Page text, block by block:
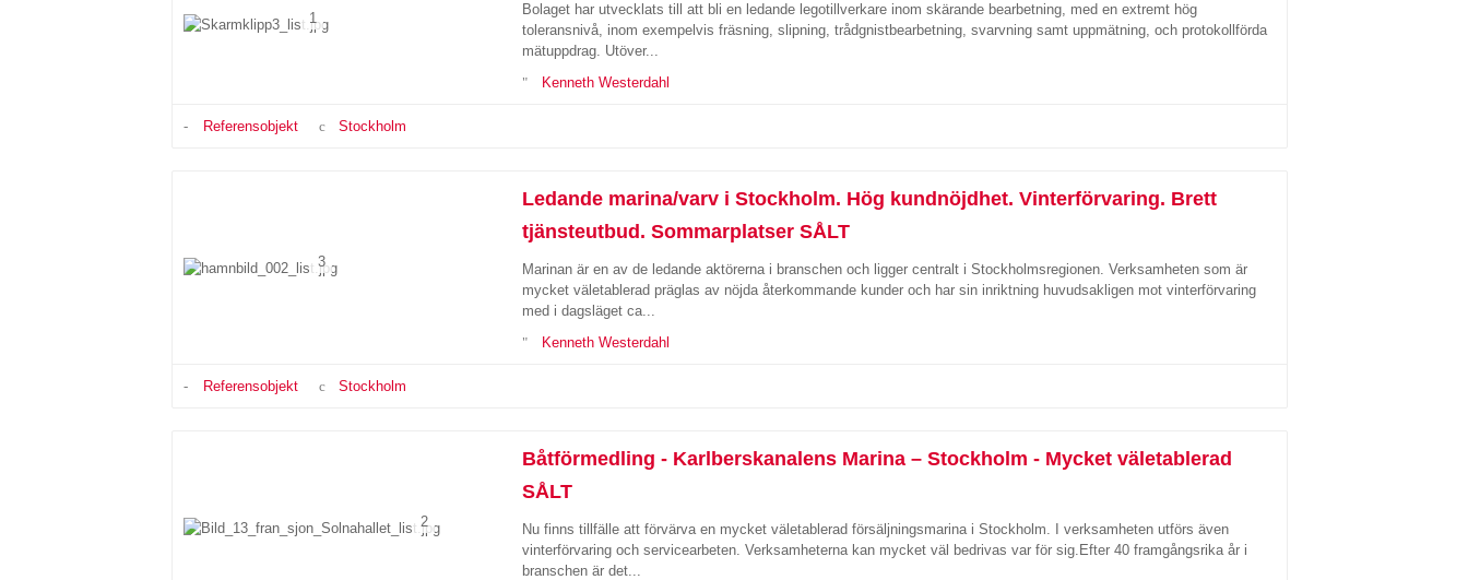
1
Bolaget har utvecklats till att bli en ledande legotillverkare inom skärande bearbetning, med en extremt hög
toleransnivå, inom exempelvis fräsning, slipning, trådgnistbearbetning, svarvning samt uppmätning, och protokollförda
mätuppdrag. Utöver...
Kenneth Westerdahl
Referensobjekt Stockholm
3
Ledande marina/varv i Stockholm. Hög kundnöjdhet. Vinterförvaring. Brett
tjänsteutbud. Sommarplatser SÅLT
Marinan är en av de ledande aktörerna i branschen och ligger centralt i Stockholmsregionen. Verksamheten som är
mycket väletablerad präglas av nöjda återkommande kunder och har sin inriktning huvudsakligen mot vinterförvaring
med i dagsläget ca...
Kenneth Westerdahl
Referensobjekt Stockholm
2
Båtförmedling - Karlberskanalens Marina – Stockholm - Mycket väletablerad
SÅLT
Nu finns tillfälle att förvärva en mycket väletablerad försäljningsmarina i Stockholm. I verksamheten utförs även
vinterförvaring och servicearbeten. Verksamheterna kan mycket väl bedrivas var för sig.Efter 40 framgångsrika år i
branschen är det...